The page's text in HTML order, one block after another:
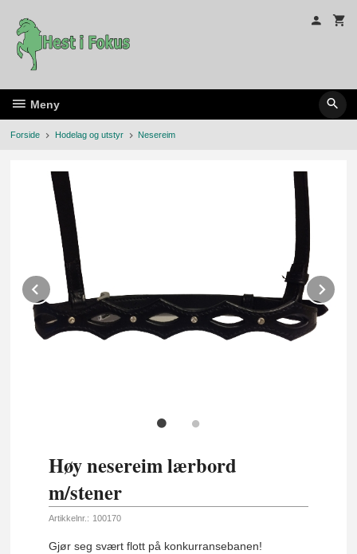
innholdet
Meny
Forside Hodelag og utstyr Nesereim
Prev
Høy nesereim lærbord
m/stener
Artikkelnr.: 100170
Gjør seg svært flott på konkurransebanen!